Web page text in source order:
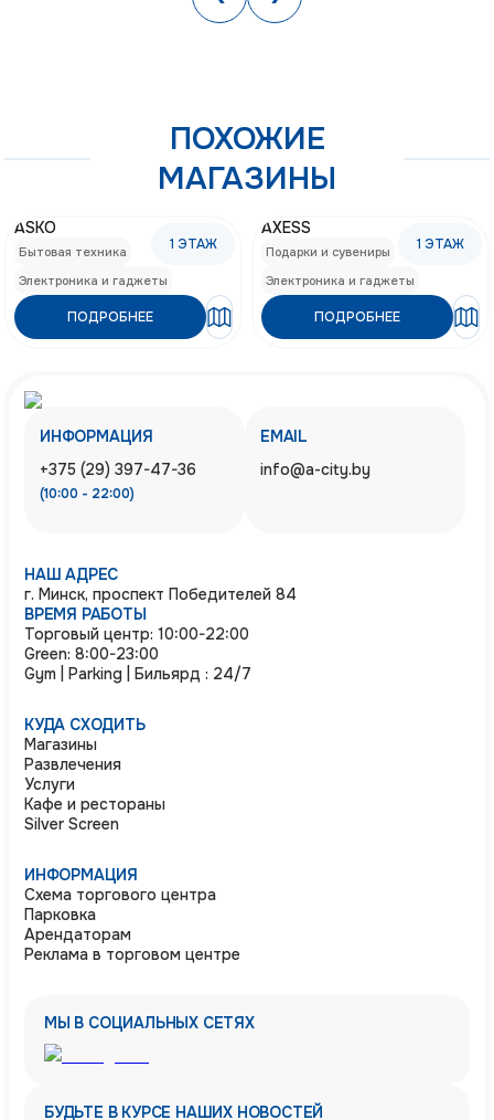
ПОХОЖИЕ
МАГАЗИНЫ
1 ЭТАЖ
ASKO
Бытовая техника
Электроника и гаджеты
ПОДРОБНЕЕ
1 ЭТАЖ
AXESS
Подарки и сувениры
Электроника и гаджеты
ПОДРОБНЕЕ
ИНФОРМАЦИЯ
+375 (29) 397-47-36
(10:00 - 22:00)
EMAIL
info@a-city.by
НАШ АДРЕС
г. Минск, проспект Победителей 84
ВРЕМЯ РАБОТЫ
Торговый центр: 10:00-22:00
Green: 8:00-23:00
Gym | Parking | Бильярд : 24/7
КУДА СХОДИТЬ
Магазины
Развлечения
Услуги
Кафе и рестораны
Silver Screen
ИНФОРМАЦИЯ
Схема торгового центра
Парковка
Арендаторам
Реклама в торговом центре
МЫ В СОЦИАЛЬНЫХ СЕТЯХ
БУДЬТЕ В КУРСЕ НАШИХ НОВОСТЕЙ